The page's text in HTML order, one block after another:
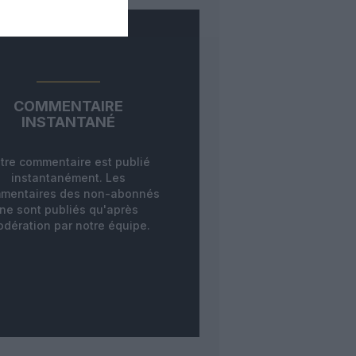
COMMENTAIRE
INSTANTANÉ
commentaire est publié
instantanément. Les
des non-abonnés
ne sont publiés qu'après
par notre équipe.